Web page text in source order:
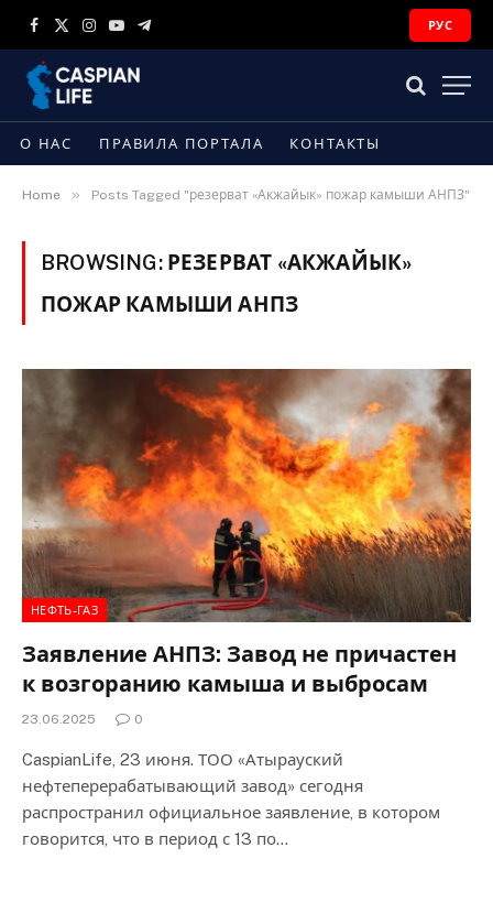
Facebook
X
Instagram
YouTubeTelegram
РУС
О НАС ПРАВИЛА ПОРТАЛА КОНТАКТЫ
Home » Posts Tagged "резерват «Акжайык» пожар камыши АНПЗ"
BROWSING: РЕЗЕРВАТ «АКЖАЙЫК»
ПОЖАР КАМЫШИ АНПЗ
НЕФТЬ-ГАЗ
Заявление АНПЗ: Завод не причастен
к возгоранию камыша и выбросам
23.06.2025 0
CaspianLife, 23 июня. ТОО «Атырауский
нефтеперерабатывающий завод» сегодня
распространил официальное заявление, в котором
говорится, что в период с 13 по…